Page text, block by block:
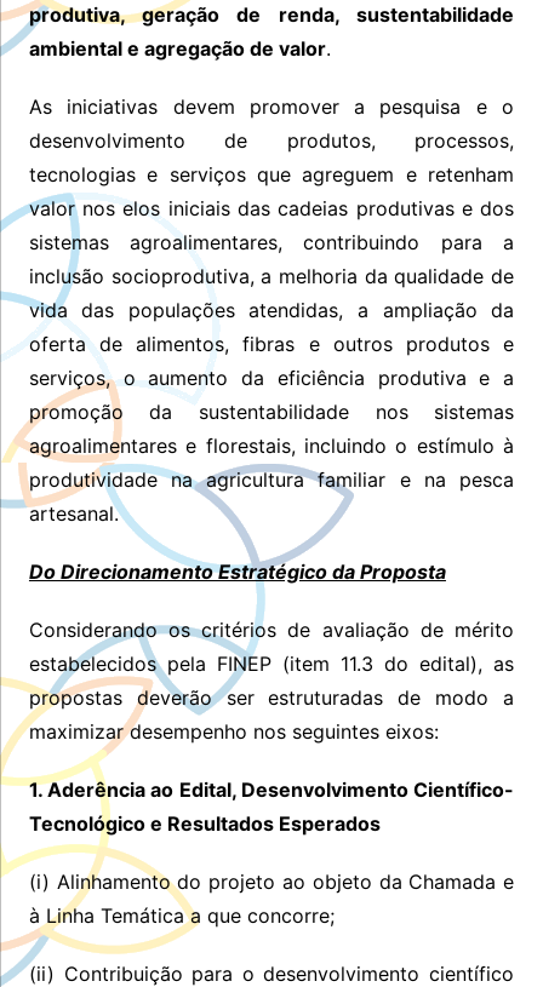
produtiva, geração de renda, sustentabilidade
ambiental e agregação de valor.
As iniciativas devem promover a pesquisa e o
desenvolvimento de produtos, processos,
tecnologias e serviços que agreguem e retenham
valor nos elos iniciais das cadeias produtivas e dos
sistemas agroalimentares, contribuindo para a
inclusão socioprodutiva, a melhoria da qualidade de
vida das populações atendidas, a ampliação da
oferta de alimentos, fibras e outros produtos e
serviços, o aumento da eficiência produtiva e a
promoção da sustentabilidade nos sistemas
agroalimentares e florestais, incluindo o estímulo à
produtividade na agricultura familiar e na pesca
artesanal.
Do Direcionamento Estratégico da Proposta
Considerando os critérios de avaliação de mérito
estabelecidos pela FINEP (item 11.3 do edital), as
propostas deverão ser estruturadas de modo a
maximizar desempenho nos seguintes eixos:
1. Aderência ao Edital, Desenvolvimento Científico-
Tecnológico e Resultados Esperados
(i) Alinhamento do projeto ao objeto da Chamada e
à Linha Temática a que concorre;
(ii) Contribuição para o desenvolvimento científico